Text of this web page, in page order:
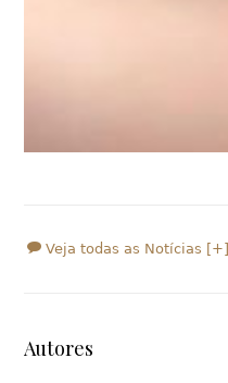
Veja todas as Notícias [+]
Autores